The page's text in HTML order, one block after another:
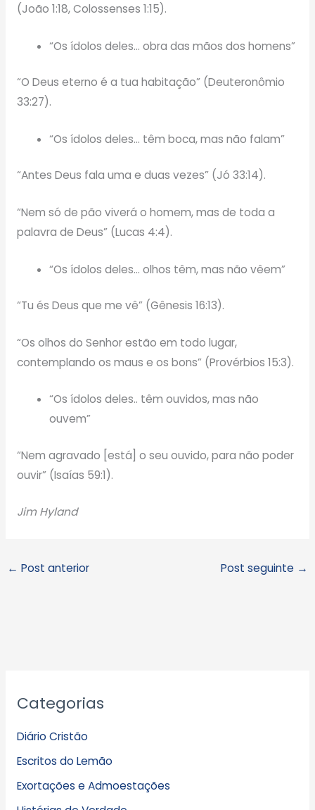
(João 1:18, Colossenses 1:15).
“Os ídolos deles… obra das mãos dos homens”
“O Deus eterno é a tua habitação” (Deuteronômio
33:27).
“Os ídolos deles… têm boca, mas não falam”
“Antes Deus fala uma e duas vezes” (Jó 33:14).
“Nem só de pão viverá o homem, mas de toda a
palavra de Deus” (Lucas 4:4).
“Os ídolos deles… olhos têm, mas não vêem”
“Tu és Deus que me vê” (Gênesis 16:13).
“Os olhos do Senhor estão em todo lugar,
contemplando os maus e os bons” (Provérbios 15:3).
“Os ídolos deles.. têm ouvidos, mas não
ouvem”
“Nem agravado [está] o seu ouvido, para não poder
ouvir” (Isaías 59:1).
Jim Hyland
← Post anterior Post seguinte →
Categorias
Diário Cristão
Escritos do Lemão
Exortações e Admoestações
r
i
v